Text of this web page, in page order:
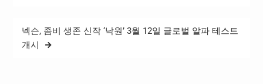
넥슨, 좀비 생존 신작 ‘낙원’ 3월 12일 글로벌 알파 테스트
개시